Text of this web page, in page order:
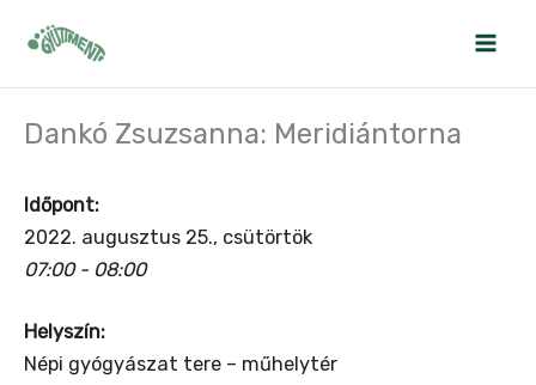
Dankó Zsuzsanna: Meridiántorna
Időpont:
2022. augusztus 25., csütörtök
07:00 - 08:00
Helyszín:
Népi gyógyászat tere – műhelytér